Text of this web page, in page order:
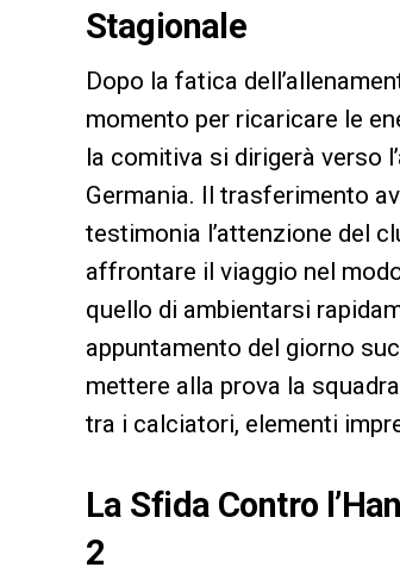
Stagionale
Dopo la fatica
momento per ricaricare le
la comitiva si dirigerà verso
Germania. Il trasferimento
testimonia l’attenzione del
affrontare il viaggio nel
quello di ambientarsi
appuntamento del giorno
mettere alla prova la
tra i calciatori, elementi
La Sfida Contro
2